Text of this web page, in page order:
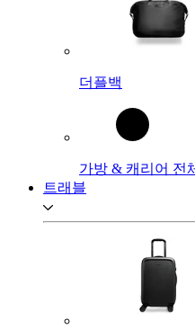
더플백
가방 & 캐리어 전
트래블